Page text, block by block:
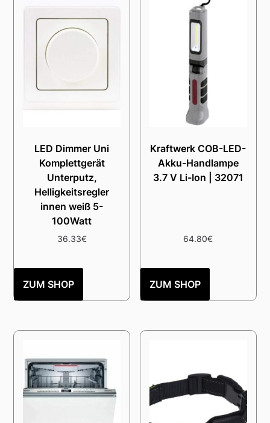
LED Dimmer Uni
Komplettgerät
Unterputz,
Helligkeitsregler
innen weiß 5-
100Watt
36.33€
ZUM SHOP
Kraftwerk COB-LED-
Akku-Handlampe
3.7 V Li-Ion | 32071
64.80€
ZUM SHOP